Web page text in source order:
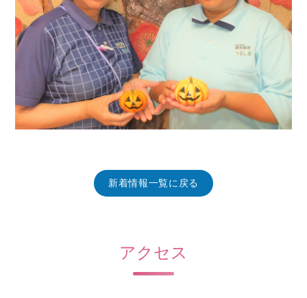
新着情報一覧に戻る
アクセス